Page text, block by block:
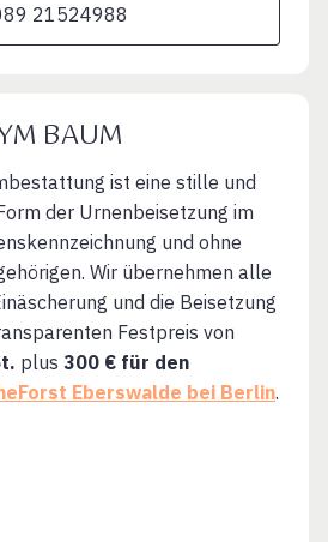
21524988
BAUM
ist eine stille und
der Urnenbeisetzung im
und ohne
Wir übernehmen alle
und die Beisetzung
Festpreis von
plus 300 € für den
Eberswalde bei Berlin.